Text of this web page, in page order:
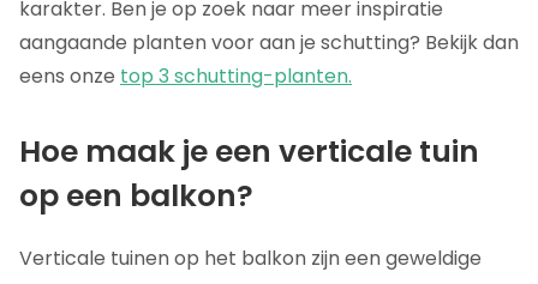
karakter. Ben je op zoek naar meer inspiratie
aangaande planten voor aan je schutting? Bekijk dan
eens onze top 3 schutting-planten.
Hoe maak je een verticale tuin
op een balkon?
Verticale tuinen op het balkon zijn een geweldige